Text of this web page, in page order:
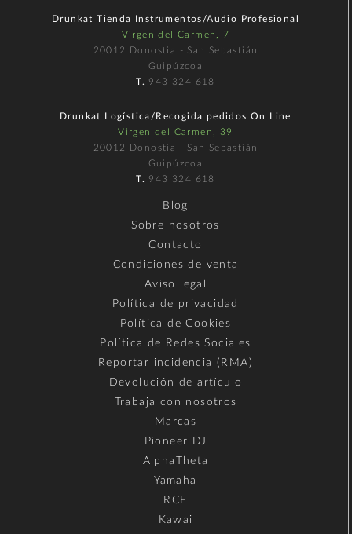
Drunkat Tienda Instrumentos/Audio Profesional
Virgen del Carmen, 7
20012 Donostia - San Sebastián
Guipúzcoa
T. 943 324 618
Drunkat Logística/Recogida pedidos On Line
Virgen del Carmen, 39
20012 Donostia - San Sebastián
Guipúzcoa
T. 943 324 618
Blog
Sobre nosotros
Contacto
Condiciones de venta
Aviso legal
Política de privacidad
Política de Cookies
Política de Redes Sociales
Reportar incidencia (RMA)
Devolución de artículo
Trabaja con nosotros
Marcas
Pioneer DJ
AlphaTheta
Yamaha
RCF
Kawai